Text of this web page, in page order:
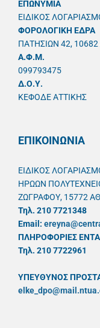
ΕΠΩΝΥΜΙΑ
ΕΙΔΙΚΟΣ
ΦΟΡΟΛΟΓΙΚΗ ΕΔΡΑ
ΠΑΤΗΣΙΩΝ 42,
A.Φ.Μ.
099793475
Δ.Ο.Υ.
ΚΕΦΟΔΕ ΑΤΤΙΚΗΣ
ΕΠΙΚΟΙΝΩΝΙΑ
ΕΙΔΙΚΟΣ
ΗΡΩΩΝ
ΖΩΓΡΑΦΟΥ, 15772
Τηλ. 210 7721348
Email:
ΠΛΗΡΟΦΟΡΙΕΣ
Τηλ. 210 7722961
ΥΠΕΥΘYΝΟΣ